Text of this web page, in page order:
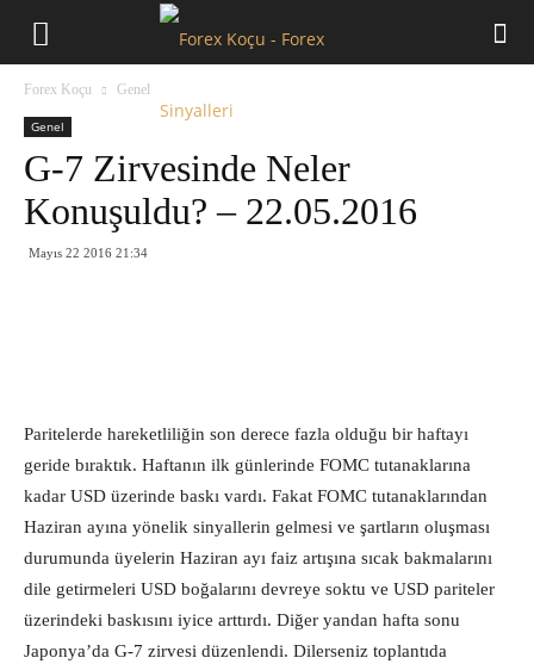
Forex Koçu Genel
Genel
G-7 Zirvesinde Neler
Konuşuldu? – 22.05.2016
Mayıs 22 2016 21:34
Paritelerde hareketliliğin son derece fazla olduğu bir haftayı
geride bıraktık. Haftanın ilk günlerinde FOMC tutanaklarına
kadar USD üzerinde baskı vardı. Fakat FOMC tutanaklarından
Haziran ayına yönelik sinyallerin gelmesi ve şartların oluşması
durumunda üyelerin Haziran ayı faiz artışına sıcak bakmalarını
dile getirmeleri USD boğalarını devreye soktu ve USD pariteler
üzerindeki baskısını iyice arttırdı. Diğer yandan hafta sonu
Japonya’da G-7 zirvesi düzenlendi. Dilerseniz toplantıda